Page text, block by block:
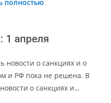
полностью
1 апреля
новости о санкциях и о
и РФ пока не решена. В
о санкциях и…